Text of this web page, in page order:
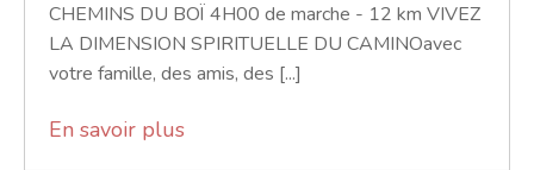
CHEMINS DU BOÏ 4H00 de marche - 12 km VIVEZ
LA DIMENSION SPIRITUELLE DU CAMINOavec
votre famille, des amis, des [...]
En savoir plus